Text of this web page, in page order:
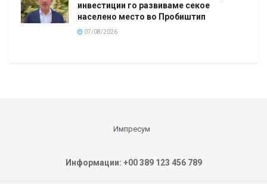
инвестиции го развиваме секое
населено место во Пробиштип
07/08/2026
Импресум
Информации: +00 389 123 456 789